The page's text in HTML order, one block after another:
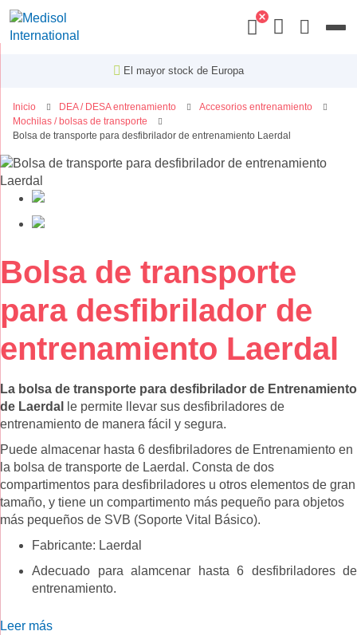
El mayor stock de Europa
Inicio DEA / DESA entrenamiento
Accesorios entrenamiento
Mochilas / bolsas de transporte
Bolsa de transporte para desfibrilador de entrenamiento Laerdal
Saltar
al
final
de
imágenes
Saltar
al
de
la
galería
imágenes
Bolsa de transporte
para desfibrilador de
entrenamiento Laerdal
La bolsa de transporte para desfibrilador de Entrenamiento
de Laerdal
le permite llevar sus desfibriladores de
entrenamiento de manera fácil y segura.
Puede almacenar hasta 6 desfibriladores de Entrenamiento en
la bolsa de transporte de Laerdal. Consta de dos
compartimentos para desfibriladores u otros elementos de gran
tamaño, y tiene un compartimento más pequeño para objetos
más pequeños de SVB (Soporte Vital Básico).
Fabricante: Laerdal
Adecuado para alamcenar hasta 6 desfibriladores de
entrenamiento.
Leer más